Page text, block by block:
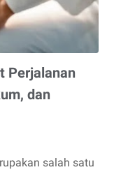
Perjalanan
dan
salah satu